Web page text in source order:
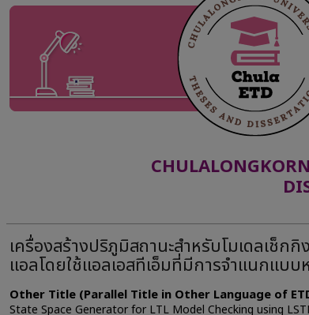
เครื่องสร้างปริภูมิสถานะสำหรับโมเดลเช็ก
แอลโดยใช้แอลเอสทีเอ็มที่มีการจำแนกแบ
Other Title (Parallel Title in Other Language of
State Space Generator for LTL Model Checking using